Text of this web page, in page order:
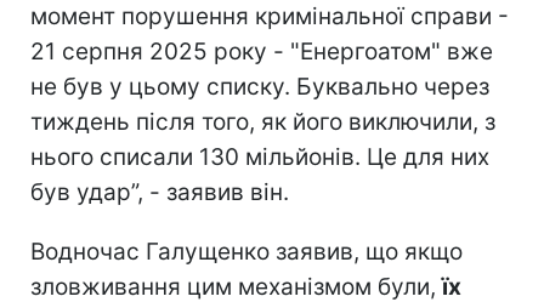
момент порушення кримінальної справи -
21 серпня 2025 року - "Енергоатом" вже
не був у цьому списку. Буквально через
тиждень після того, як його виключили, з
нього списали 130 мільйонів. Це для них
був удар”, - заявив він.
Водночас Галущенко заявив, що якщо
зловживання цим механізмом були,їх